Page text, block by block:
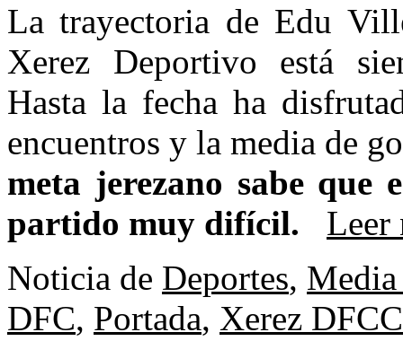
La trayectoria de Edu
Xerez Deportivo está
Hasta la fecha ha
encuentros y la media de
meta jerezano sabe que
partido muy difícil.
Leer
Noticia de Deportes, Media
DFC, Portada, Xerez DFC